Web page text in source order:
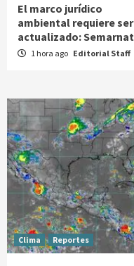
El marco jurídico
ambiental requiere ser
actualizado: Semarnat
1 hora ago Editorial Staff
Clima Reportes